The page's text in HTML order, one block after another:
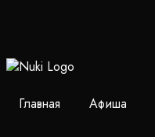
Главная Афиша